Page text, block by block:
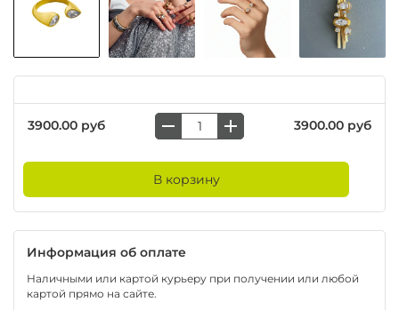
3900.00 руб 3900.00 руб
В корзину
Информация об оплате
Наличными или картой курьеру при получении или любой
картой прямо на сайте.